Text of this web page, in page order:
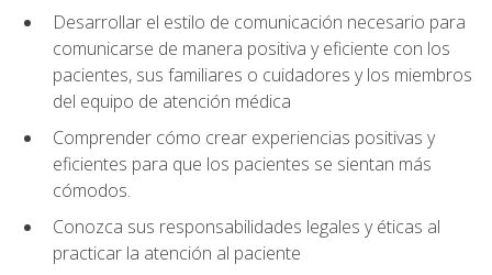
Desarrollar el estilo de comunicación necesario para
comunicarse de manera positiva y eficiente con los
pacientes, sus familiares o cuidadores y los miembros
del equipo de atención médica
Comprender cómo crear experiencias positivas y
eficientes para que los pacientes se sientan más
cómodos.
Conozca sus responsabilidades legales y éticas al
practicar la atención al paciente